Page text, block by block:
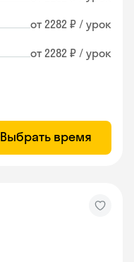
от 2282 ₽ / урок
от 2282 ₽ / урок
Выбрать время